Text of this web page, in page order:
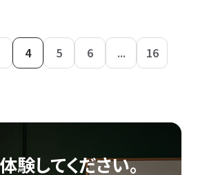
4 5 6 ... 16
験してください。